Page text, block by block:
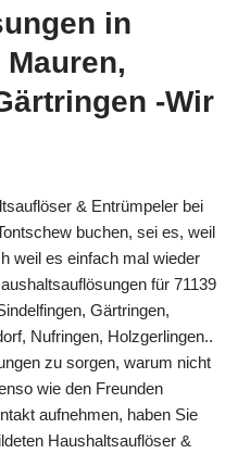
in
-Wir
& Entrümpeler bei
buchen, sei es, weil
weil es einfach mal wieder
für 71139
Gärtringen,
Nufringen, Holzgerlingen..
zu sorgen, warum nicht
wie den Freunden
aufnehmen, haben Sie
Haushaltsauflöser &